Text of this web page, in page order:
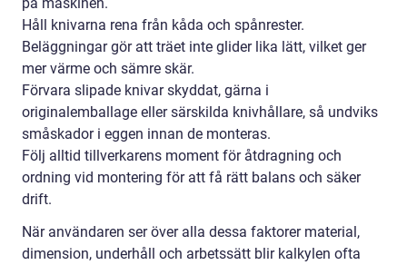
Håll knivarna rena från kåda och spånrester.
Beläggningar gör att träet inte glider lika lätt, vilket ger
mer värme och sämre skär.
Förvara slipade knivar skyddat, gärna i
originalemballage eller särskilda knivhållare, så undviks
småskador i eggen innan de monteras.
Följ alltid tillverkarens moment för åtdragning och
ordning vid montering för att få rätt balans och säker
drift.
När användaren ser över alla dessa faktorer material,
dimension, underhåll och arbetssätt blir kalkylen ofta